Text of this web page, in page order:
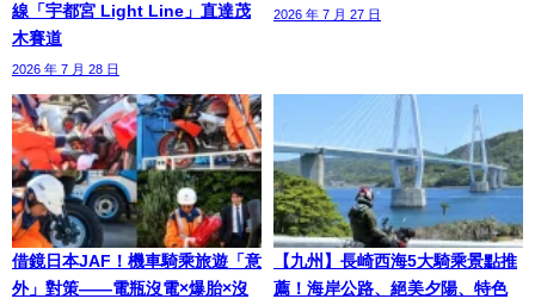
線「宇都宮 Light Line」直達茂
木賽道
2026 年 7 月 28 日
2026 年 7 月 27 日
借鏡日本JAF！機車騎乘旅遊「意
外」對策——電瓶沒電×爆胎×沒
【九州】長崎西海5大騎乘景點推
薦！海岸公路、絕美夕陽、特色